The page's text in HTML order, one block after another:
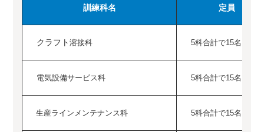
訓練科名 定員
クラフト溶接科 5科合計で15名
電気設備サービス科 5科合計で15名
生産ラインメンテナンス科 5科合計で15名